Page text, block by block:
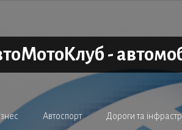
-
Автоспорт Дороги та